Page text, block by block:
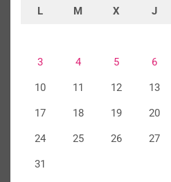
L M X J
3 4 5 6
10 11 12 13
17 18 19 20
24 25 26 27
31